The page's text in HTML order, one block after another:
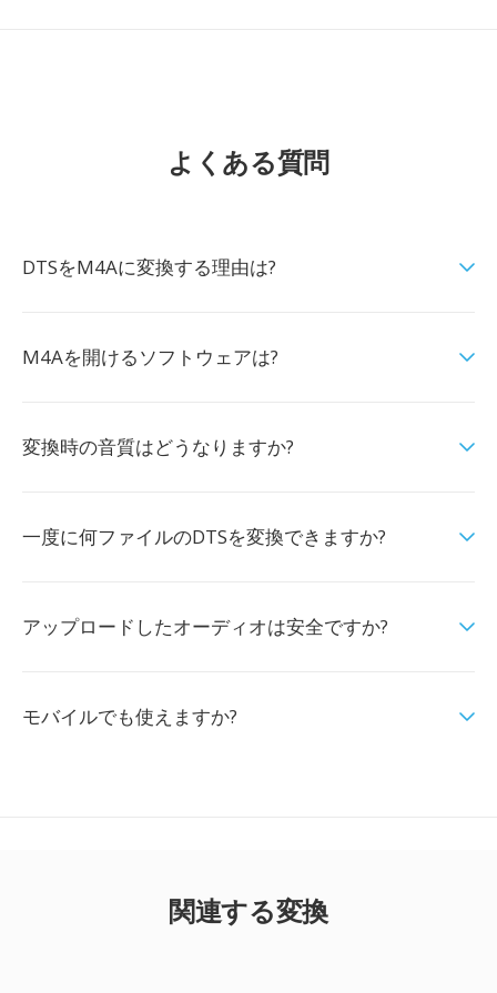
よくある質問
DTSをM4Aに変換する理由は?
M4Aを開けるソフトウェアは?
変換時の音質はどうなりますか?
一度に何ファイルのDTSを変換できますか?
アップロードしたオーディオは安全ですか?
モバイルでも使えますか?
関連する変換